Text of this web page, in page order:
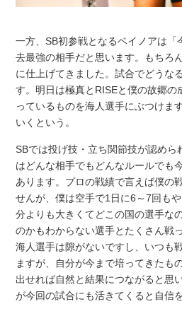
一方、SB初参戦となるベイノアは「
去最強の相手だと思います。もちろ
に仕上げてきました。試合でどうな
す。明日は極真とRISEと僕の故郷の
っているものを海人選手にぶつけま
いくという。
SBでは投げ技・立ち関節技が認めら
はどんな相手でもどんなルールでも
あります。プロの戦績で言えば僕の
せんが、僕は空手で1日に6～7回も
分よりも大きくてどこの国の選手な
のかもわからない選手とたくさん戦
海人選手は隙がないですし、いつも
ますが、自分が今まで培ってきたも
出せれば自然と結果につながると思
が今回の試合にも活きてくると自信